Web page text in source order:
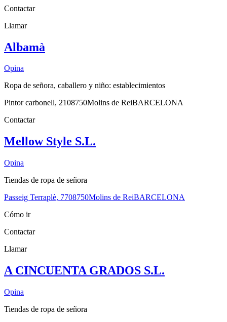
Contactar
Llamar
Albamà
Opina
Ropa de señora, caballero y niño: establecimientos
Pintor carbonell, 2108750Molins de ReiBARCELONA
Contactar
Mellow Style S.L.
Opina
Tiendas de ropa de señora
Passeig Terraplè, 7708750Molins de ReiBARCELONA
Cómo ir
Contactar
Llamar
A CINCUENTA GRADOS S.L.
Opina
Tiendas de ropa de señora